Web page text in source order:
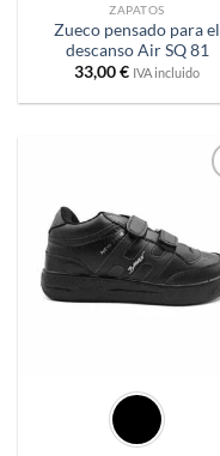
ZAPATOS
Zueco pensado para el
descanso Air SQ 81
33,00€ IVA incluido